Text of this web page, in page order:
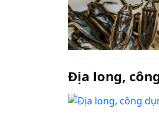
Địa long,